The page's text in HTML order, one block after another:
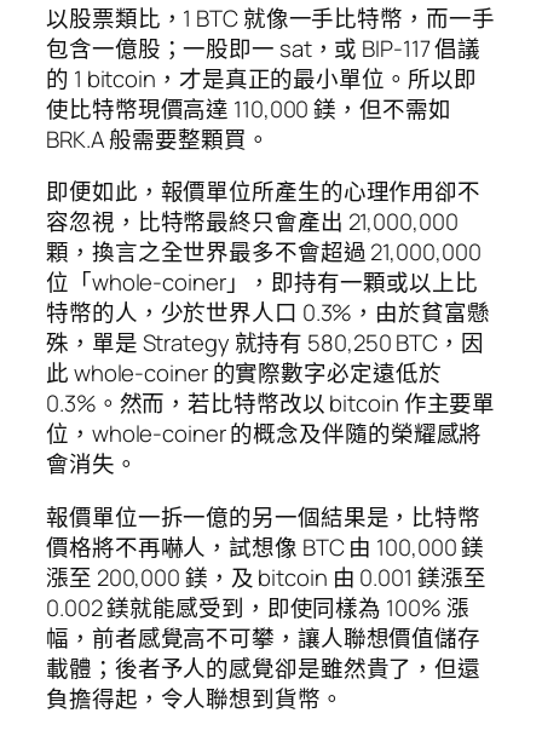
以股票類比，1 BTC 就像一手比特幣，而一手
包含一億股；一股即一 sat，或 BIP-117 倡議
的 1 bitcoin，才是真正的最小單位。所以即
使比特幣現價高達 110,000 鎂，但不需如
BRK.A 般需要整顆買。
即便如此，報價單位所產生的心理作用卻不
容忽視，比特幣最終只會產出 21,000,000
顆，換言之全世界最多不會超過 21,000,000
位「whole-coiner」，即持有一顆或以上比
特幣的人，少於世界人口 0.3%，由於貧富懸
殊，單是 Strategy 就持有 580,250 BTC，因
此 whole-coiner 的實際數字必定遠低於
0.3%。然而，若比特幣改以 bitcoin 作主要單
位，whole-coiner 的概念及伴隨的榮耀感將
會消失。
報價單位一拆一億的另一個結果是，比特幣
價格將不再嚇人，試想像 BTC 由 100,000 鎂
漲至 200,000 鎂，及 bitcoin 由 0.001 鎂漲至
0.002 鎂就能感受到，即使同樣為 100% 漲
幅，前者感覺高不可攀，讓人聯想價值儲存
載體；後者予人的感覺卻是雖然貴了，但還
負擔得起，令人聯想到貨幣。